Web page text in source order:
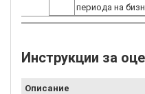
Инструкции за
Описание